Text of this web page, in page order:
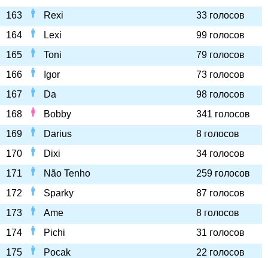
163
Rexi
33 голосов
164
Lexi
99 голосов
165
Toni
79 голосов
166
Igor
73 голосов
167
Da
98 голосов
168
Bobby
341 голосов
169
Darius
8 голосов
170
Dixi
34 голосов
171
Não Tenho
259 голосов
172
Sparky
87 голосов
173
Ame
8 голосов
174
Pichi
31 голосов
175
Pocak
22 голосов